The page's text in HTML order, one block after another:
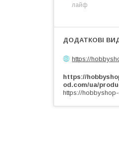
лайф
https://
https://
od.com/ua/
https://